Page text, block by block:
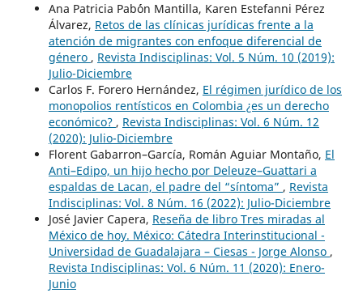
Ana Patricia Pab´ón Mantilla, Karen Estefanni Pérez
Álvarez, Retos de las clínicas jurídicas frente a la
atención de migrantes con enfoque diferencial de
género , Revista Indisciplinas: Vol. 5 Núm. 10 (2019):
Julio-Diciembre
Carlos F. Forero Hernández, El régimen jurídico de los
monopolios rentísticos en Colombia ¿es un derecho
económico? , Revista Indisciplinas: Vol. 6 Núm. 12
(2020): Julio-Diciembre
Florent Gabarron–García, Román Aguiar Montaño, El
Anti–Edipo, un hijo hecho por Deleuze–Guattari a
espaldas de Lacan, el padre del “síntoma” , Revista
Indisciplinas: Vol. 8 Núm. 16 (2022): Julio-Diciembre
José Javier Capera, Reseña de libro Tres miradas al
México de hoy. México: Cátedra Interinstitucional -
Universidad de Guadalajara – Ciesas - Jorge Alonso ,
Revista Indisciplinas: Vol. 6 Núm. 11 (2020): Enero-
Junio